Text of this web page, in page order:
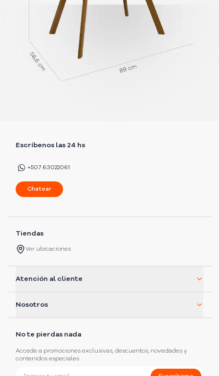
Escríbenos las 24 hs
+507 63022061
Chatear
Tiendas
Ver ubicaciones
Atención al cliente
Nosotros
No te pierdas nada
Accede a promociones exclusivas, descuentos, novedades y
contenidos especiales